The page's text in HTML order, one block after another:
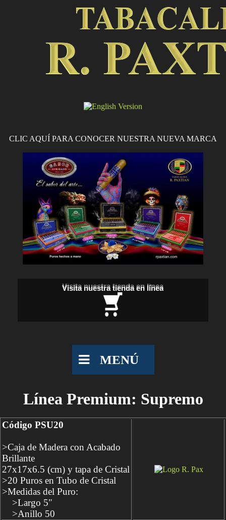
CLIC AQUÍ PARA CONOCER NUESTRA NUEVA MARCA
Visita nuestra tienda en línea
MENÚ
Línea Premium: Supremo
Código PSU20
>Caja de Madera con Acabado
Brillante
27x17x6.5 (cm) y tapa de Cristal
>20 Puros en Tubo de Cristal
>Medidas del Puro:
>Largo 5"
>Anillo 50